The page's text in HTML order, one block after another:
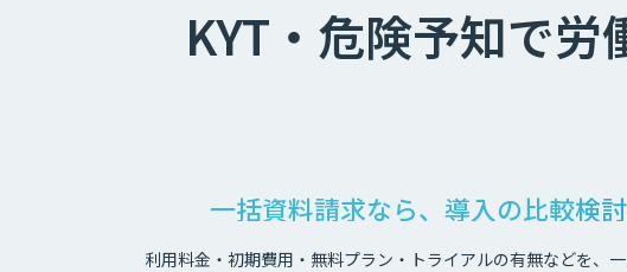
KYT・危険予知で労
一括資料請求なら、導入の比較検
利用料金・初期費用・無料プラン・トライアルの有無などを、